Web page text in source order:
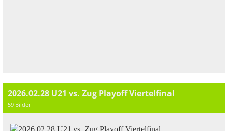
2026.02.28 U21 vs. Zug Playoff Viertelfinal
59 Bilder